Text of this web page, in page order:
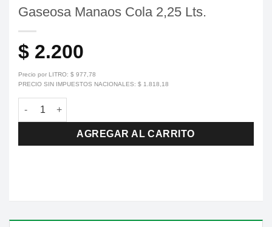
Gaseosa Manaos Cola 2,25 Lts.
$ 2.200
Precio por LITRO: $ 977,78
PRECIO SIN IMPUESTOS NACIONALES: $ 1.818,18
Gaseosa Manaos Cola 2,25 Lts. cantidad
AGREGAR AL CARRITO